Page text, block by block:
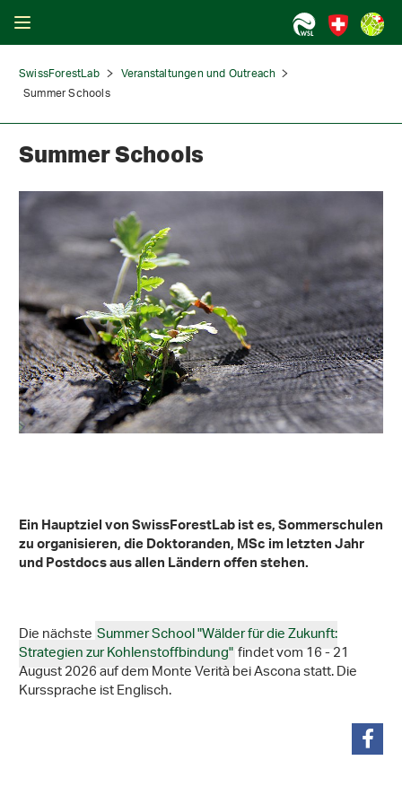
SwissForestLab
Veranstaltungen und Outreach
Summer Schools
Summer Schools
Ein Hauptziel von SwissForestLab ist es, Sommerschulen
zu organisieren, die Doktoranden, MSc im letzten Jahr
und Postdocs aus allen Ländern offen stehen.
Die nächsteSummer School "Wälder für die Zukunft:
Strategien zur Kohlenstoffbindung"findet vom 16 - 21
August 2026 auf dem Monte Verità bei Ascona statt. Die
Kurssprache ist Englisch.